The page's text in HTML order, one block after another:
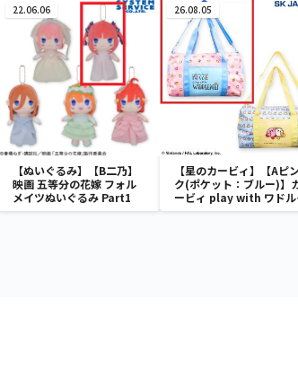
22.06.06
【ぬいぐるみ】【B二乃】
映画 五等分の花嫁 フォル
メイツぬいぐるみ Part1
26.08.05
【星のカービィ】【Aピ
ク(ポケット：ブルー)】
ービィ play with ワドル
ィ ボストンバッグ